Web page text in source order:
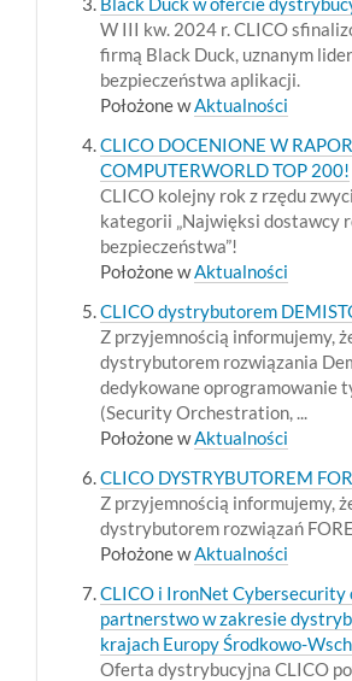
W III kw. 2024 r. CLICO
firmą Black Duck, uznanym
bezpieczeństwa aplikacji.
Położone wAktualności
CLICO DOCENIONE W
COMPUTERWORLD TOP 200!
CLICO kolejny rok z rzędu
kategorii „Najwięksi dostawcy
bezpieczeństwa”!
Położone wAktualności
CLICO dystrybutorem
Z przyjemnością informujemy,
dystrybutorem rozwiązania
dedykowane oprogramowanie
(Security Orchestration, ...
Położone wAktualności
CLICO DYSTRYBUTOREM
Z przyjemnością informujemy,
dystrybutorem rozwiązań
Położone wAktualności
CLICO i IronNet Cybersecurity
partnerstwo w zakresie
krajach Europy Środkowo-
Oferta dystrybucyjna CLICO